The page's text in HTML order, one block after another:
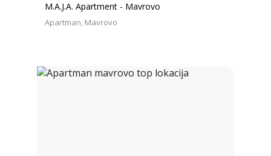
M.A.J.A. Apartment - Mavrovo
Apartman Mavrovo